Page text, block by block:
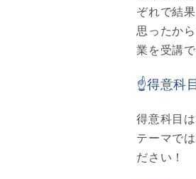
ぞれで結
思ったか
業を受講
☝得意科
得意科目
テーマで
ださい！